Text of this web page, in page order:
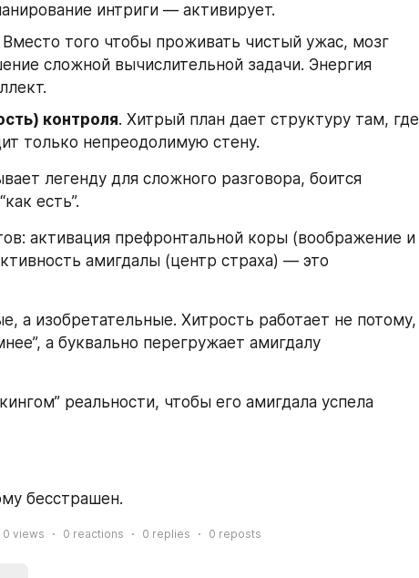
интриги — активирует.
Вместо того чтобы проживать чистый ужас, мозг
сложной вычислительной задачи. Энергия
контроля. Хитрый план дает структуру там, где
только непреодолимую стену.
легенду для сложного разговора, боится
есть”.
активация префронтальной коры (воображение и
амигдалы (центр страха) — это
а изобретательные. Хитрость работает не потому,
а буквально перегружает амигдалу
реальности, чтобы его амигдала успела
бесстрашен.
0 views 0 reactions 0 replies 0 reposts